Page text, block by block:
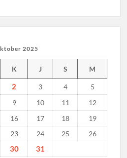
2025
K J S M
2 3 4
5
9 10 11 12
16 17 18
19
23 24 25 26
30
31